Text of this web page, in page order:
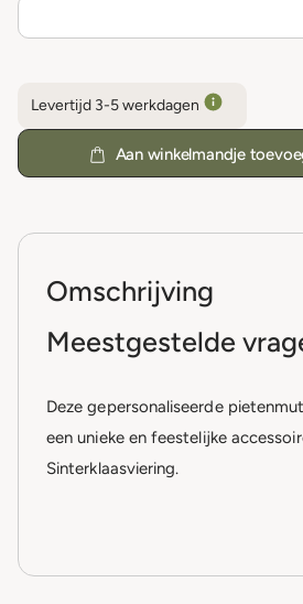
Levertijd 3-5 werkdagen
Aan winkelmandje
Omschrijving
Meestgestelde
Deze gepersonaliseerde
een unieke en feestelijke
Sinterklaasviering.